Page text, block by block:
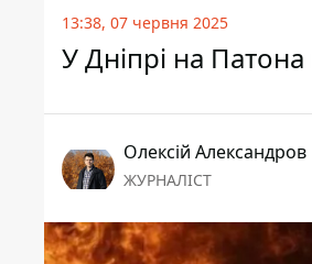
13:38, 07 червня 2025
У Дніпрі на
Олексій Александров
ЖУРНАЛІСТ